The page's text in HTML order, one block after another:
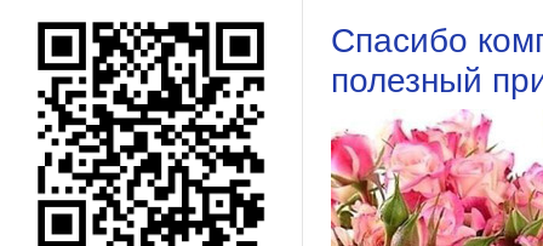
Спасибо
полезный